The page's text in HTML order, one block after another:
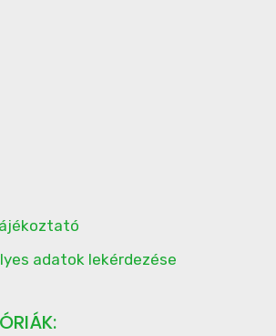
adatok lekérdezése